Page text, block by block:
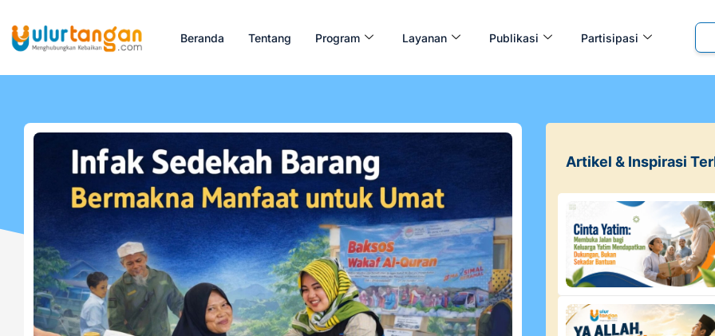
Beranda Tentang Program Layanan Publikasi Partisipasi
Artikel & Inspirasi